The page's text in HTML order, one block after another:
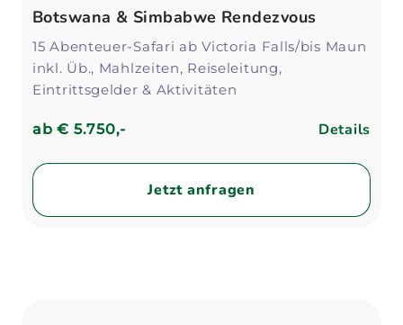
Botswana & Simbabwe Rendezvous
15 Abenteuer-Safari ab Victoria Falls/bis Maun
inkl. Üb., Mahlzeiten, Reiseleitung,
Eintrittsgelder & Aktivitäten
ab€ 5.750,- Details
Jetzt anfragen